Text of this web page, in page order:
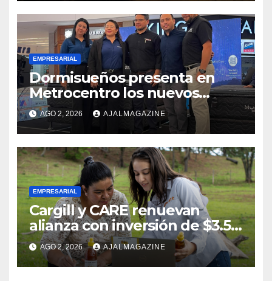
EMPRESARIAL
Dormisueños presenta en
Metrocentro los nuevos
modelos Muna Care de
Comfort Life: Innovación y
calidad en descanso
AGO 2, 2026 AJALMAGAZINE
EMPRESARIAL
Cargill y CARE renuevan
alianza con inversión de $3.5
millones para el desarrollo de
mujeres rurales en
Centroamérica
AGO 2, 2026 AJALMAGAZINE